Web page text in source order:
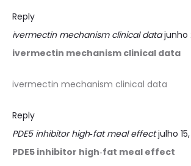
Reply
ivermectin mechanism clinical data junho
ivermectin mechanism clinical data
ivermectin mechanism clinical data
Reply
PDE5 inhibitor high‑fat meal effect julho
PDE5 inhibitor high‑fat meal effect